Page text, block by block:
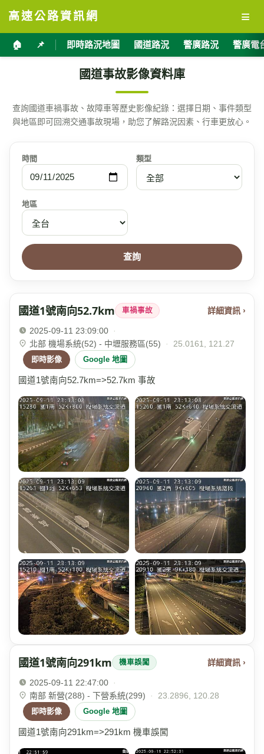
高速公路資訊網 ≡
🏠 📌 即時路況地圖 國道路況 警廣路況 警廣電
國道事故影像資料庫
查詢國道車禍事故、故障車等歷史影像紀錄：選擇日期、事件類型
與地區即可回溯交通事故現場，助您了解路況因素、行車更放心。
時間 類型
地區
查詢
國道1號南向52.7km 車禍事故 詳細資訊 ›
2025-09-11 23:09:00
·
北部 機場系統(52) - 中壢服務區(55)
· 25.0161, 121.27
即時影像 Google 地圖
國道1號南向52.7km=>52.7km 事故
國道1號南向291km 機車誤闖 詳細資訊 ›
2025-09-11 22:47:00
·
南部 新營(288) - 下營系統(299)
· 23.2896, 120.28
即時影像 Google 地圖
國道1號南向291km=>291km 機車誤闖